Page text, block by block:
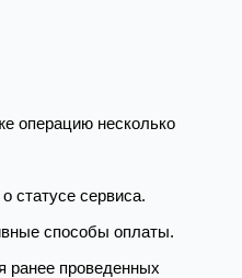
операцию несколько
статусе сервиса.
способы оплаты.
ранее проведенных